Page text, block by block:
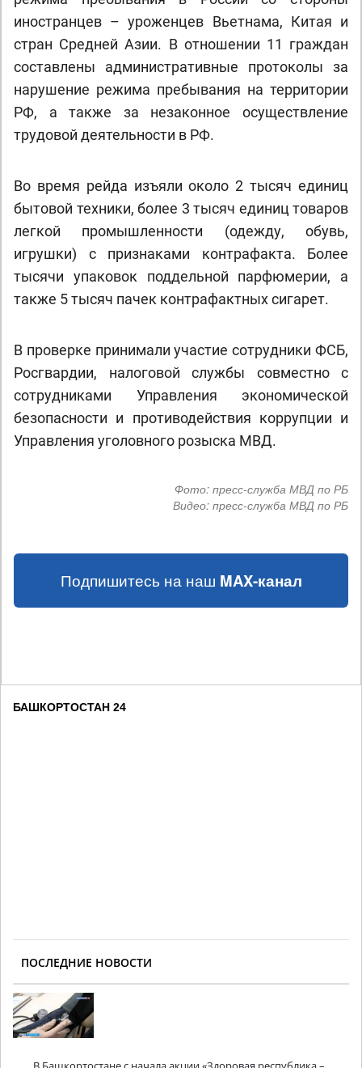
иностранцев – уроженцев Вьетнама, Китая и
стран Средней Азии. В отношении 11 граждан
составлены административные протоколы за
нарушение режима пребывания на территории
РФ, а также за незаконное осуществление
трудовой деятельности в РФ.
Во время рейда изъяли около 2 тысяч единиц
бытовой техники, более 3 тысяч единиц товаров
легкой промышленности (одежду, обувь,
игрушки) с признаками контрафакта. Более
тысячи упаковок поддельной парфюмерии, а
также 5 тысяч пачек контрафактных сигарет.
В проверке принимали участие сотрудники ФСБ,
Росгвардии, налоговой службы совместно с
сотрудниками Управления экономической
безопасности и противодействия коррупции и
Управления уголовного розыска МВД.
Фото: пресс-служба МВД по РБ
Видео: пресс-служба МВД по РБ
Подпишитесь на наш MAX-канал
БАШКОРТОСТАН 24
ПОСЛЕДНИЕ НОВОСТИ